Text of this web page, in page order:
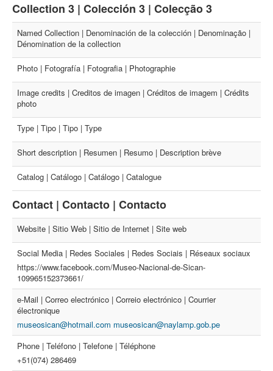
Collection 3 | Colección 3 | Colecção 3
Named Collection | Denominación de la colección | Denominação |
Dénomination de la collection
Photo | Fotografía | Fotografia | Photographie
Image credits | Creditos de imagen | Créditos de imagem | Crédits
photo
Type | Tipo | Tipo | Type
Short description | Resumen | Resumo | Description brève
Catalog | Catálogo | Catálogo | Catalogue
Contact | Contacto | Contacto
Website | Sitio Web | Sitio de Internet | Site web
Social Media | Redes Sociales | Redes Sociais | Réseaux sociaux
https://www.facebook.com/Museo-Nacional-de-Sican-
109965152373661/
e-Mail | Correo electrónico | Correio electrónico | Courrier
électronique
museosican@hotmail.com museosican@naylamp.gob.pe
Phone | Teléfono | Telefone | Téléphone
+51(074) 286469